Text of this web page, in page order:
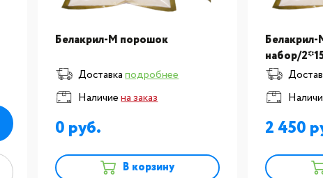
Белакрил-М порошок
Доставкаподробнее
Наличиена заказ
0
В корзину
набор/
2 450